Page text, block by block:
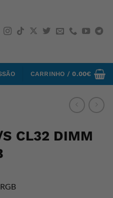
CARRINHO /0.00€
CL32 DIMM